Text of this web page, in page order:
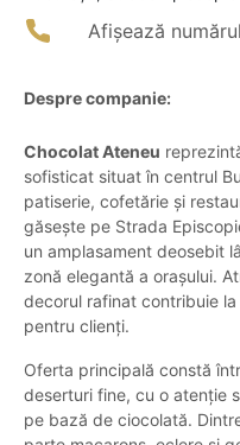
Afișează
Despre companie:
Chocolat Ateneu
sofisticat situat în centrul
patiserie, cofetărie și
găsește pe Strada
un amplasament deosebit
zonă elegantă a orașului.
decorul rafinat contribuie
pentru clienți.
Oferta principală constă
deserturi fine, cu o atenție
pe bază de ciocolată.